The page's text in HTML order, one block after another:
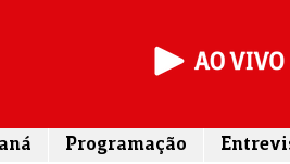
Programação